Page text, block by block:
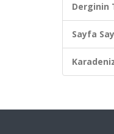
Derginin
Sayfa